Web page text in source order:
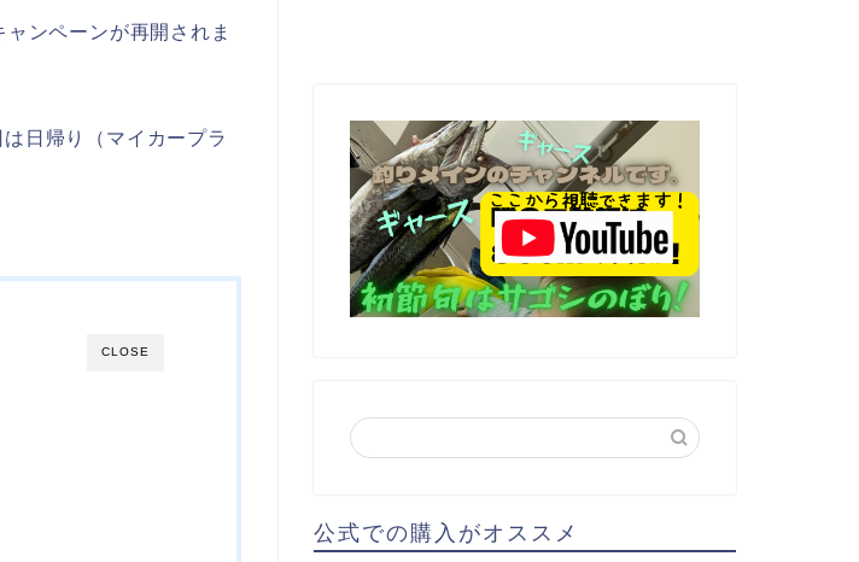
ンペーンが再開されま
日帰り（マイカープラ
CLOSE
公式での購入がオススメ